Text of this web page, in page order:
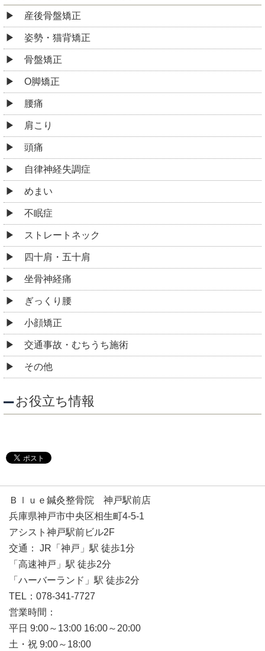
産後骨盤矯正
姿勢・猫背矯正
骨盤矯正
O脚矯正
腰痛
肩こり
頭痛
自律神経失調症
めまい
不眠症
ストレートネック
四十肩・五十肩
坐骨神経痛
ぎっくり腰
小顔矯正
交通事故・むちうち施術
その他
お役立ち情報
Ｂｌｕｅ鍼灸整骨院 神戸駅前店
兵庫県神戸市中央区相生町4-5-1
アシスト神戸駅前ビル2F
交通： JR「神戸」駅 徒歩1分
「高速神戸」駅 徒歩2分
「ハーバーランド」駅 徒歩2分
TEL：078-341-7727
営業時間：
平日 9:00～13:00 16:00～20:00
土・祝 9:00～18:00